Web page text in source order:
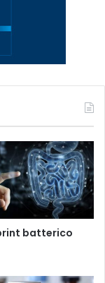
batterico